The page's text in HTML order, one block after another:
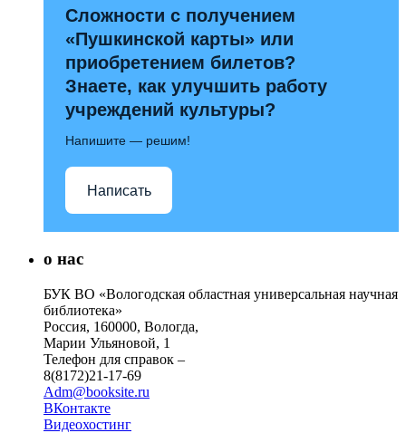
Сложности с получением
«Пушкинской карты» или
приобретением билетов?
Знаете, как улучшить работу
учреждений культуры?
Напишите — решим!
Написать
о нас
БУК ВО «Вологодская областная универсальная научная
библиотека»
Россия, 160000, Вологда,
Марии Ульяновой, 1
Телефон для справок –
8(8172)21-17-69
Adm@booksite.ru
ВКонтакте
Видеохостинг